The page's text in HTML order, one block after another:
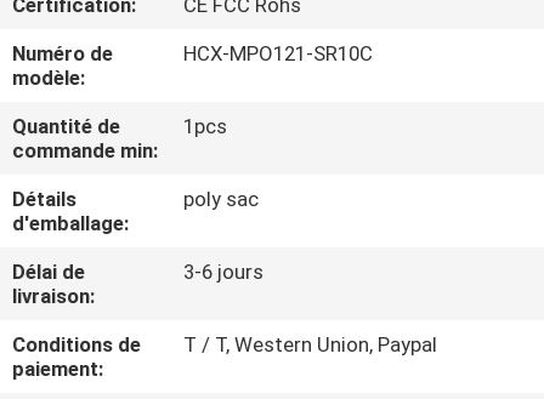
NOUS
VISITE
DE
L'USINE
CONTRÔLE
DE
LA
Certification:
CE FCC Rohs
Numéro de
modèle:
HCX-MPO121-SR10C
Quantité de
commande min:
1pcs
Détails
d'emballage:
poly sac
Délai de
livraison:
3-6 jours
Conditions de
paiement:
T / T, Western Union, Paypal